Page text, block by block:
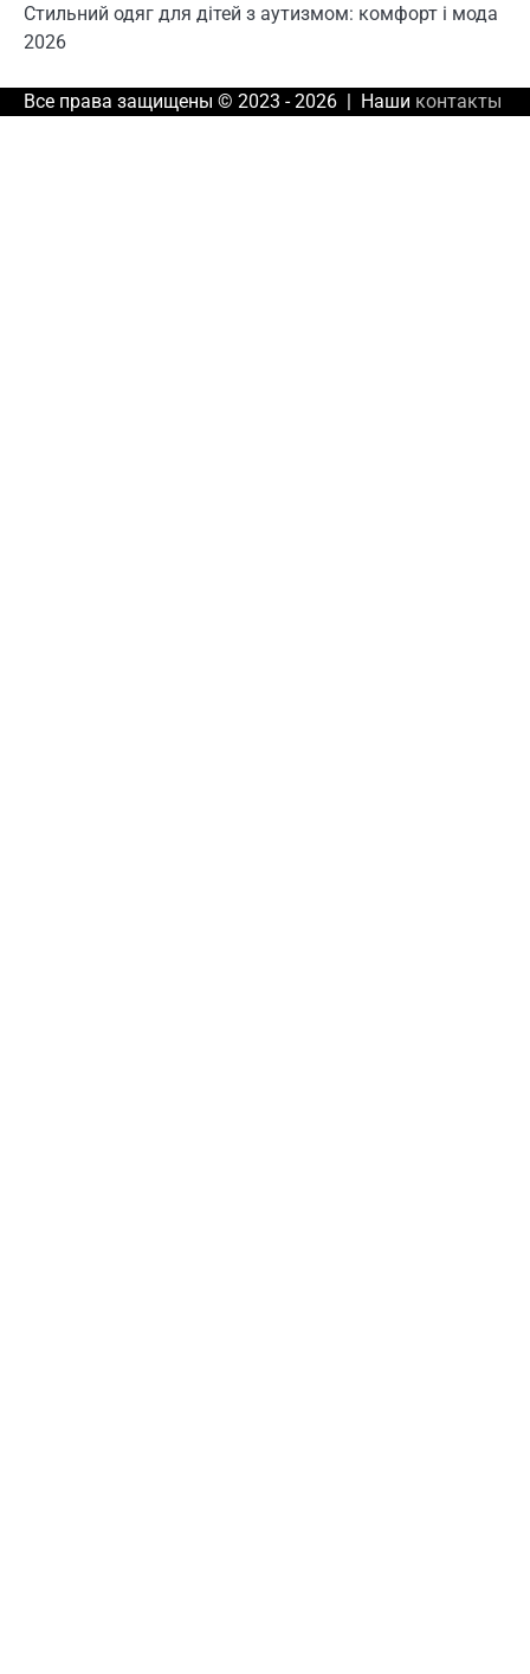
Стильний одяг для дітей з аутизмом: комфорт і мода
2026
Все права защищены © 2023 - 2026 | Наши контакты